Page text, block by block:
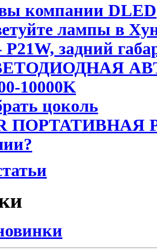
компании DLED
лампы в
задний
10000K
цоколь
ПОРТАТИВНАЯ